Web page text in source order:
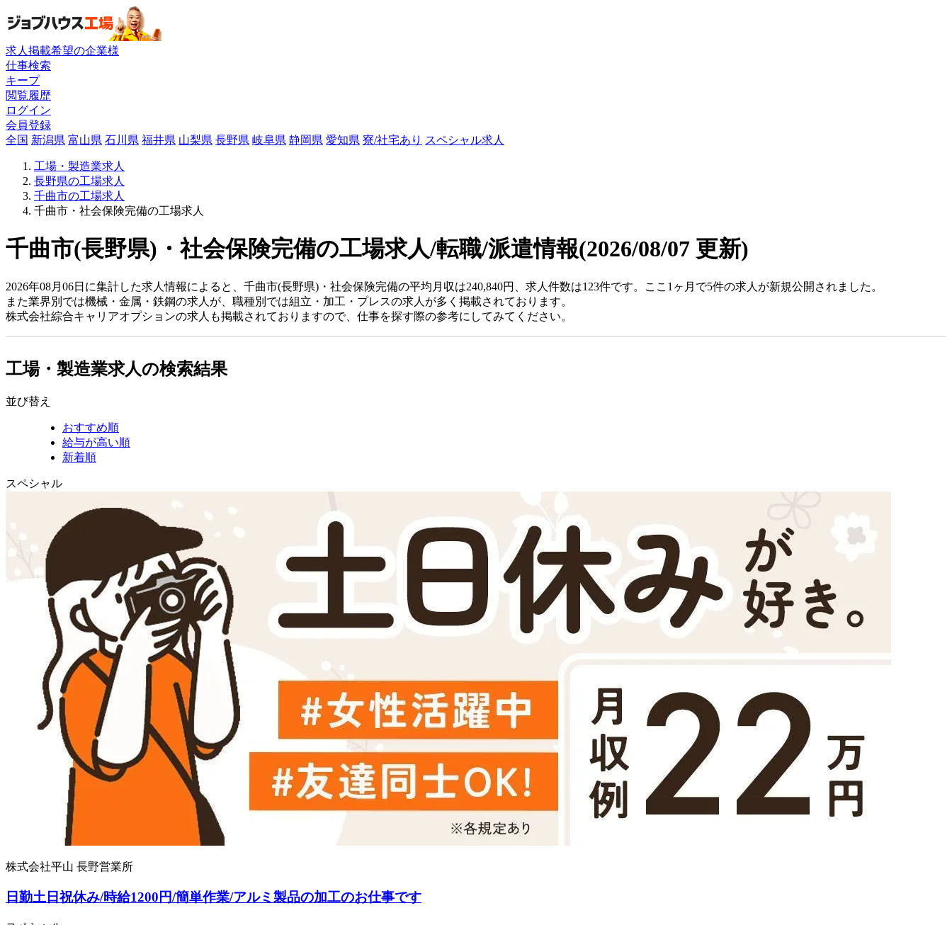
求人掲載希望の企業様
仕事検索
キープ
閲覧履歴
ログイン
会員登録
全国 新潟県 富山県 石川県 福井県 山梨県 長野県 岐阜県 静岡県 愛知県 寮/社宅あり スペシャル求人
工場・製造業求人
長野県の工場求人
千曲市の工場求人
千曲市・社会保険完備の工場求人
千曲市(長野県)・社会保険完備の工場求人/転職/派遣情報(2026/08/07 更新)
2026年08月06日に集計した求人情報によると、千曲市(長野県)・社会保険完備の平均月収は240,840円、求人件数は123件です。ここ1ヶ月で5件の求人が新規公開されました。
また業界別では機械・金属・鉄鋼の求人が、職種別では組立・加工・プレスの求人が多く掲載されております。
株式会社綜合キャリアオプションの求人も掲載されておりますので、仕事を探す際の参考にしてみてください。
工場・製造業求人の検索結果
並び替え
おすすめ順
給与が高い順
新着順
スペシャル
株式会社平山 長野営業所
日勤土日祝休み/時給1200円/簡単作業/アルミ製品の加工のお仕事です